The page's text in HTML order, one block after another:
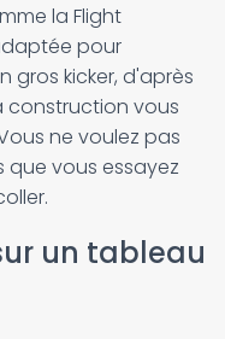
la Flight
pour
gros kicker, d'après
construction vous
ne voulez pas
vous essayez
un tableau